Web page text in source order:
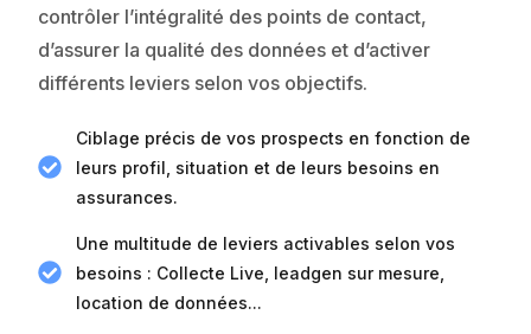
contrôler l’intégralité des points de contact,
d’assurer la qualité des données et d’activer
différents leviers selon vos objectifs.
Ciblage précis de vos prospects en fonction de
leurs profil, situation et de leurs besoins en
assurances.
Une multitude de leviers activables selon vos
besoins : Collecte Live, leadgen sur mesure,
location de données...